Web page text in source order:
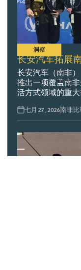
洞察
长安汽车拓展
长安汽车（南非
推出一项覆盖南
活方式领域的重大
七月 27 , 2026南非比